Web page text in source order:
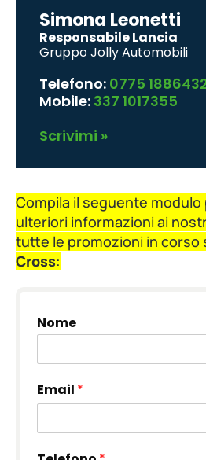
Simona Leonetti
Responsabile Lancia
Gruppo Jolly Automobili
Telefono: 0775
Mobile: 337 1017355
Scrivimi »
Compila il seguente
ulteriori informazioni ai
tutte le promozioni in corso
Cross:
Nome
Email *